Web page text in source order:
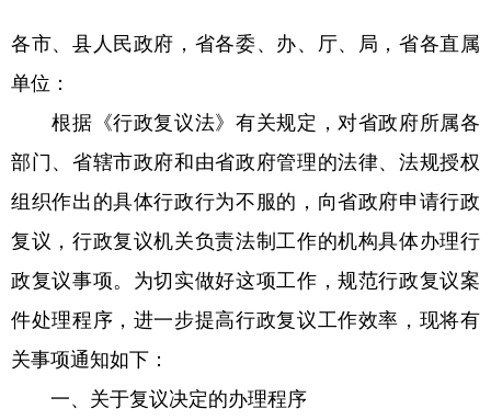
各市、县人民政府，省各委、办、厅、局，省各直属
单位：
根据《行政复议法》有关规定，对省政府所属各
部门、省辖市政府和由省政府管理的法律、法规授权
组织作出的具体行政行为不服的，向省政府申请行政
复议，行政复议机关负责法制工作的机构具体办理行
政复议事项。为切实做好这项工作，规范行政复议案
件处理程序，进一步提高行政复议工作效率，现将有
关事项通知如下：
一、关于复议决定的办理程序